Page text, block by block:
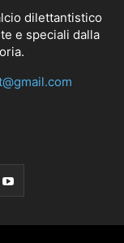
dilettantistico
e speciali dalla